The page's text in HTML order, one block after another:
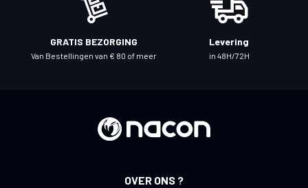
GRATIS BEZORGING
Van Bestellingen van € 80 of meer
Levering
in 48H/72H
OVER ONS ?